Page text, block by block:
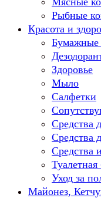
Рыбные
Красота и
Бумажные
Здоровье
Мыло
Салфетки
Средства
Средства
Средства
Туалетная
Уход за
Майонез,